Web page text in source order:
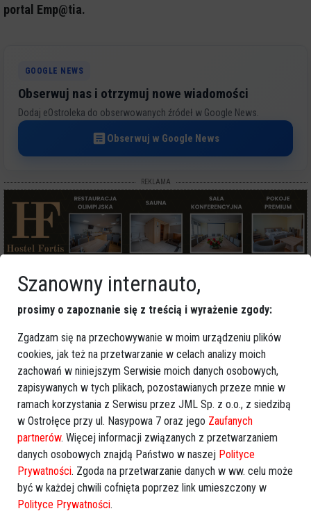
portal Emp@tia.
GOOGLE NEWS
Obserwuj nas i otrzymuj nowe wiadomości
Dodaj eOstroleka do obserwowanych źródeł w Google News.
Obserwuj w Google News
REKLAMA
Dobry Start wyprawka szkolna
online
świadczenie 300 Plus
Szanowny internauto,
prosimy o zapoznanie się z treścią i wyrażenie zgody:
Zgadzam się na przechowywanie w moim urządzeniu plików
cookies, jak też na przetwarzanie w celach analizy moich
zachowań w niniejszym Serwisie moich danych osobowych,
zapisywanych w tych plikach, pozostawianych przeze mnie w
ramach korzystania z Serwisu przez JML Sp. z o.o., z siedzibą
w Ostrołęce przy ul. Nasypowa 7 oraz jego Zaufanych
partnerów. Więcej informacji związanych z przetwarzaniem
danych osobowych znajdą Państwo w naszej Polityce
Prywatności. Zgoda na przetwarzanie danych w ww. celu może
być w każdej chwili cofnięta poprzez link umieszczony w
Polityce Prywatności.